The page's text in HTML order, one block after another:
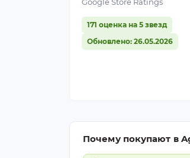
Google Store Ratings
171 оценка на 5 звезд
Обновлено: 26.05.2026
Почему покупают в